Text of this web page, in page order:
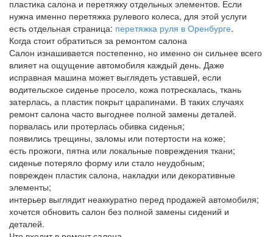
пластика салона и перетяжку отдельных элементов. Если
нужна именно перетяжка рулевого колеса, для этой услуги
есть отдельная страница: перетяжка руля в Оренбурге.
Когда стоит обратиться за ремонтом салона
Салон изнашивается постепенно, но именно он сильнее всего
влияет на ощущение автомобиля каждый день. Даже
исправная машина может выглядеть уставшей, если
водительское сиденье просело, кожа потрескалась, ткань
затерлась, а пластик покрыт царапинами. В таких случаях
ремонт салона часто выгоднее полной замены деталей.
порвалась или протерлась обивка сиденья;
появились трещины, заломы или потертости на коже;
есть прожоги, пятна или локальные повреждения ткани;
сиденье потеряло форму или стало неудобным;
поврежден пластик салона, накладки или декоративные
элементы;
интерьер выглядит неаккуратно перед продажей автомобиля;
хочется обновить салон без полной замены сидений и
деталей.